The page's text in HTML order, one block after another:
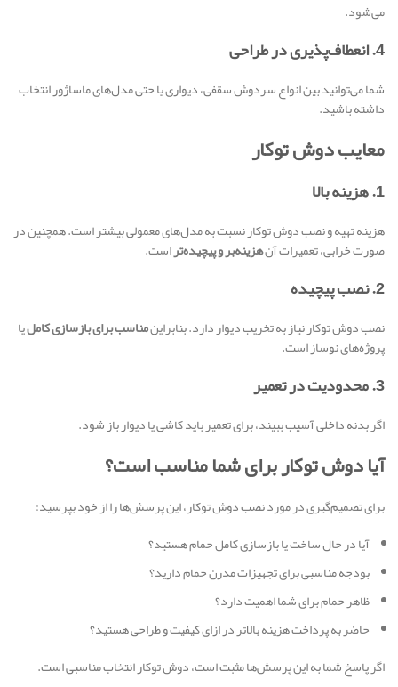
می‌شود.
4. انعطاف‌پذیری در طراحی
شما می‌توانید بین انواع سردوش سقفی، دیواری یا حتی مدل‌های ماساژور انتخاب
داشته باشید.
معایب دوش توکار
1. هزینه بالا
هزینه تهیه و نصب دوش توکار نسبت به مدل‌های معمولی بیشتر است. همچنین در
صورت خرابی، تعمیرات آنهزینه‌بر و پیچیده‌تراست.
2. نصب پیچیده
نصب دوش توکار نیاز به تخریب دیوار دارد. بنابراینمناسب برای بازسازی کاملیا
پروژه‌های نوساز است.
3. محدودیت در تعمیر
اگر بدنه داخلی آسیب ببیند، برای تعمیر باید کاشی یا دیوار باز شود.
آیا دوش توکار برای شما مناسب است؟
برای تصمیم‌گیری در مورد نصب دوش توکار، این پرسش‌ها را از خود بپرسید:
آیا در حال ساخت یا بازسازی کامل حمام هستید؟
بودجه مناسبی برای تجهیزات مدرن حمام دارید؟
ظاهر حمام برای شما اهمیت دارد؟
حاضر به پرداخت هزینه بالاتر در ازای کیفیت و طراحی هستید؟
اگر پاسخ شما به این پرسش‌ها مثبت است، دوش توکار انتخاب مناسبی است.